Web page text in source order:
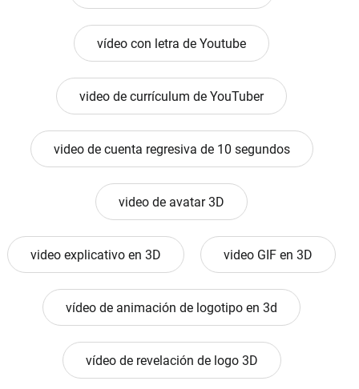
vídeo con letra de Youtube
video de currículum de YouTuber
video de cuenta regresiva de 10 segundos
video de avatar 3D
video explicativo en 3D video GIF en 3D
vídeo de animación de logotipo en 3d
vídeo de revelación de logo 3D